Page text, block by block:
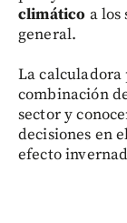
climático a los
general.
La
combinación
sector y
decisiones en
efecto